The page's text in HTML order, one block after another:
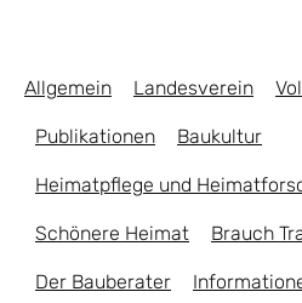
Allgemein Landesverein
Publikationen Baukultur
Heimatpflege und
Schönere Heimat Brauch
Der Bauberater